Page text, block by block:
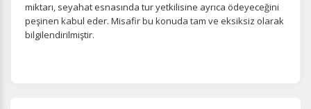
miktarı, seyahat esnasında tur yetkilisine ayrıca ödeyeceğini
peşinen kabul eder. Misafir bu konuda tam ve eksiksiz olarak
bilgilendirilmiştir.